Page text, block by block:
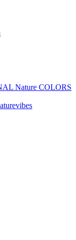
Nature COLORS